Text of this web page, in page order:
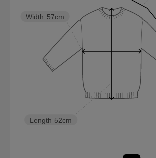
Length 52cm
Width 57cm